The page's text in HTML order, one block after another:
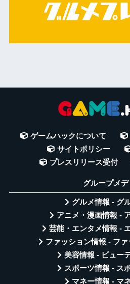
ゲームハックについて
サイトポリシー
プレスリリース受付
グループメ
グルメ情報 - グ
アニメ・漫画情報 -
芸能・エンタメ情報 -
ファッション情報 - フ
美容情報 - ビュー
スポーツ情報 - ス
マネー情報 - マ